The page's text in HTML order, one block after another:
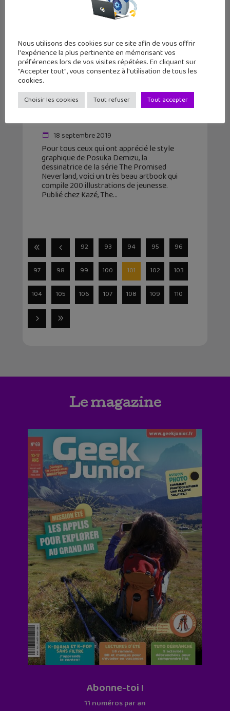
Pone, le magnifique artbook de
Posuka Demizu (The Promised
18 septembre 2019
Pour tous ceux qui ont apprécié le style
graphique de Posuka Demizu, la
dessinatrice de la série The Promised
Neverland, voici un très beau artbook qui
compile 200 illustrations de jeunesse.
Publié chez Kazé, The
92 93 94 95 96
97 98 99 100 101 102 103
104 105 106 107 108 109 110
Le magazine
Abonne-toi !
11 numéros par an
Nous utilisons des cookies sur ce site afin de vous offrir
l'expérience la plus pertinente en mémorisant vos
préférences lors de vos visites répétées. En cliquant sur
"Accepter tout", vous consentez à l'utilisation de tous les
cookies.
Choisir les cookies Tout refuser Tout accepter